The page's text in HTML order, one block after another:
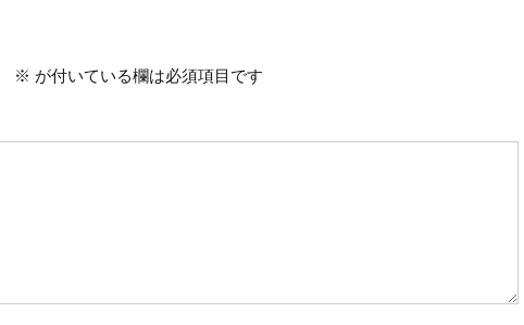
※ が付いている欄は必須項目です